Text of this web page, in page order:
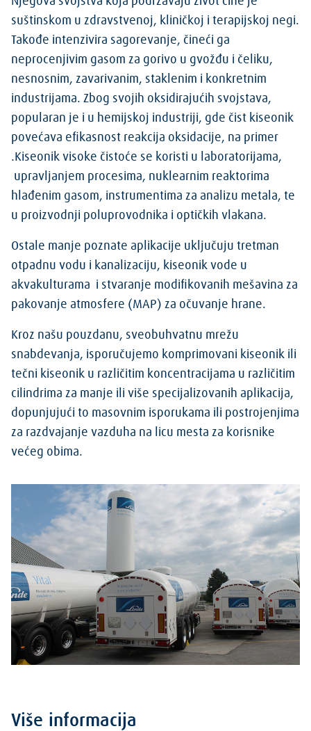
suštinskom u zdravstvenoj, kliničkoj i terapijskoj negi.
Takođe intenzivira sagorevanje, čineći ga
neprocenjivim gasom za gorivo u gvožđu i čeliku,
nesnosnim, zavarivanim, staklenim i konkretnim
industrijama. Zbog svojih oksidirajućih svojstava,
popularan je i u hemijskoj industriji, gde čist kiseonik
povećava efikasnost reakcija oksidacije, na primer
.Kiseonik visoke čistoće se koristi u laboratorijama,
upravljanjem procesima, nuklearnim reaktorima
hlađenim gasom, instrumentima za analizu metala, te
u proizvodnji poluprovodnika i optičkih vlakana.
Ostale manje poznate aplikacije uključuju tretman
otpadnu vodu i kanalizaciju, kiseonik vode u
akvakulturama i stvaranje modifikovanih mešavina za
pakovanje atmosfere (MAP) za očuvanje hrane.
Kroz našu pouzdanu, sveobuhvatnu mrežu
snabdevanja, isporučujemo komprimovani kiseonik ili
tečni kiseonik u različitim koncentracijama u različitim
cilindrima za manje ili više specijalizovanih aplikacija,
dopunjujući to masovnim isporukama ili postrojenjima
za razdvajanje vazduha na licu mesta za korisnike
većeg obima.
Više informacija